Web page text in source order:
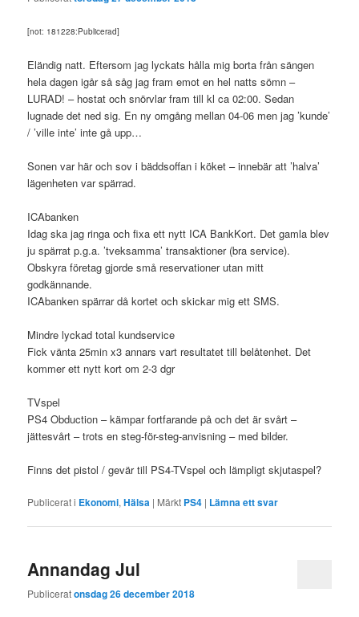
[not: 181228:Publicerad]
Eländig natt. Eftersom jag lyckats hålla mig borta från sängen
hela dagen igår så såg jag fram emot en hel natts sömn –
LURAD! – hostat och snörvlar fram till kl ca 02:00. Sedan
lugnade det ned sig. En ny omgång mellan 04-06 men jag ’kunde’
/ ’ville inte’ inte gå upp…
Sonen var här och sov i bäddsoffan i köket – innebär att ’halva’
lägenheten var spärrad.
ICAbanken
Idag ska jag ringa och fixa ett nytt ICA BankKort. Det gamla blev
ju spärrat p.g.a. ’tveksamma’ transaktioner (bra service).
Obskyra företag gjorde små reservationer utan mitt
godkännande.
ICAbanken spärrar då kortet och skickar mig ett SMS.
Mindre lyckad total kundservice
Fick vänta 25min x3 annars vart resultatet till belåtenhet. Det
kommer ett nytt kort om 2-3 dgr
TVspel
PS4 Obduction – kämpar fortfarande på och det är svårt –
jättesvårt – trots en steg-för-steg-anvisning – med bilder.
Finns det pistol / gevär till PS4-TVspel och lämpligt skjutaspel?
Publicerat i Ekonomi,Hälsa | Märkt PS4 | Lämna ett svar
Annandag Jul
Publiceratonsdag 26 december 2018